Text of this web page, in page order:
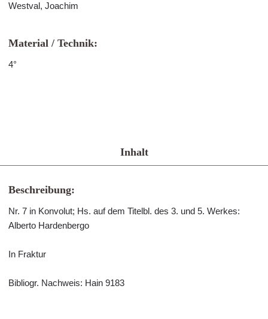
Westval, Joachim
Material / Technik:
4°
Inhalt
Beschreibung:
Nr. 7 in Konvolut; Hs. auf dem Titelbl. des 3. und 5. Werkes:
Alberto Hardenbergo
In Fraktur
Bibliogr. Nachweis: Hain 9183